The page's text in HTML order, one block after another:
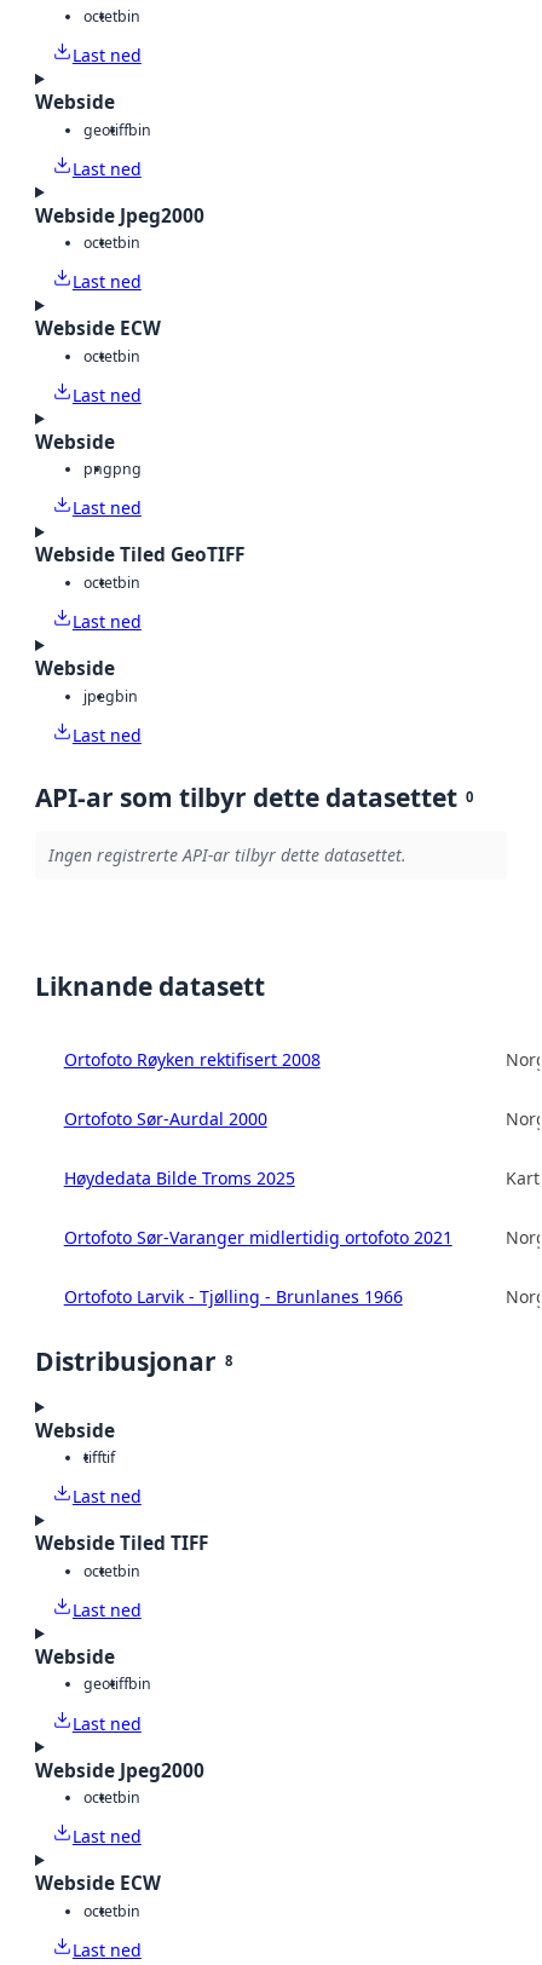
octetbin
Last ned
Webside
geotiffbin
Last ned
Webside Jpeg2000
octetbin
Last ned
Webside ECW
octetbin
Last ned
Webside
pngpng
Last ned
Webside Tiled GeoTIFF
octetbin
Last ned
Webside
jpegbin
Last ned
API-ar som tilbyr dette datasettet 0
Ingen registrerte API-ar tilbyr dette datasettet.
Liknande datasett
Ortofoto Røyken rektifisert 2008
Ortofoto Sør-Aurdal 2000
Høydedata Bilde Troms 2025
Ortofoto Sør-Varanger midlertidig ortofoto 2021
Ortofoto Larvik - Tjølling - Brunlanes 1966
Distribusjonar 8
Webside
tifftif
Last ned
Webside Tiled TIFF
octetbin
Last ned
Webside
geotiffbin
Last ned
Webside Jpeg2000
octetbin
Last ned
Webside ECW
octetbin
Last ned